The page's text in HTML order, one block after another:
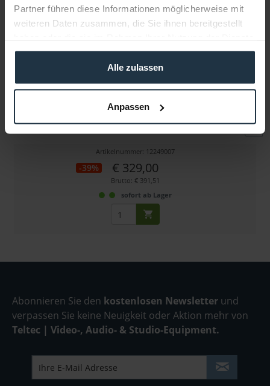
Partner führen diese Informationen möglicherweise mit
weiteren Daten zusammen, die Sie ihnen bereitgestellt
gesammelt haben.
Alle zulassen
Anpassen
Transportkoffer für 17" Laptop mit Sonnenschutz
Artikelnummer: 12249007
-39% € 329,00
Brutto: € 391,51
sofort ab Lager
Abonnieren Sie den kostenlosen Newsletter und
verpassen Sie keine Neuigkeit oder Aktion mehr von
Teltec | Video-, Audio- & Studio-Equipment.